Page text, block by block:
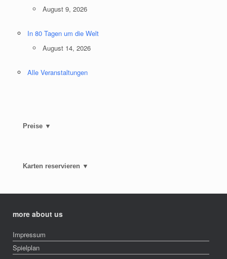
August 9, 2026
In 80 Tagen um die Welt
August 14, 2026
Alle Veranstaltungen
Preise ▼
Karten reservieren ▼
more about us
Impressum
Spielplan